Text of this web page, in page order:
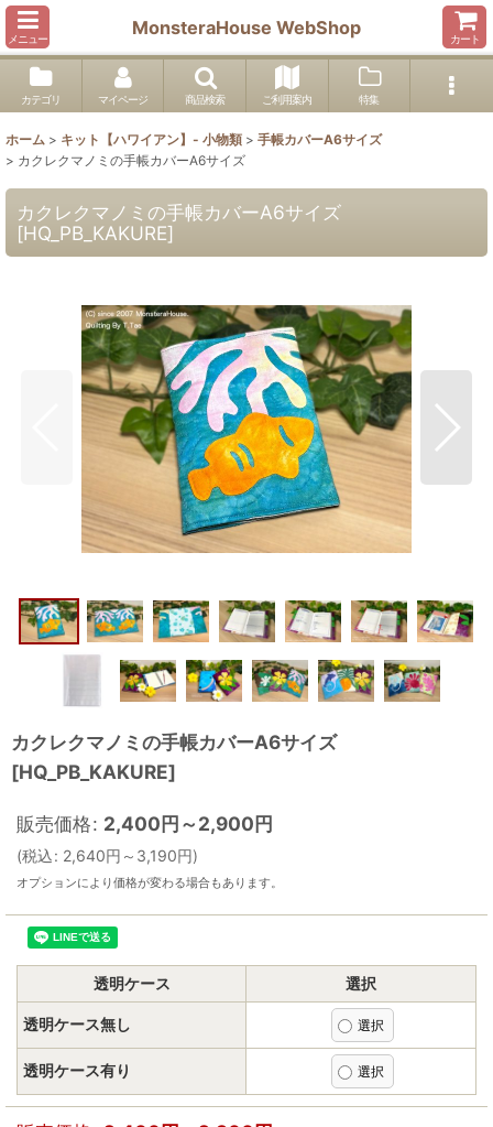
メニュー
MonsteraHouse WebShop
カート
カテゴリ マイページ 商品検索 ご利用案内 特集
ホーム > キット【ハワイアン】- 小物類 > 手帳カバーA6サイズ
> カクレクマノミの手帳カバーA6サイズ
カクレクマノミの手帳カバーA6サイズ
[HQ_PB_KAKURE]
カクレクマノミの手帳カバーA6サイズ
[HQ_PB_KAKURE]
販売価格: 2,400円～2,900円
(税込: 2,640円 ～3,190円)
オプションにより価格が変わる場合もあります。
透明ケース 選択
透明ケース無し
透明ケース有り